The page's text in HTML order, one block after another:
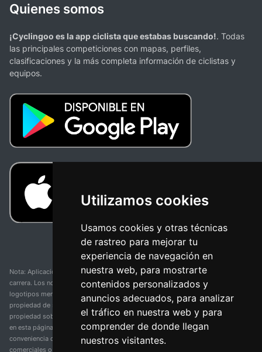
Utilizamos cookies
Usamos cookies y otras técnicas
de rastreo para mejorar tu
experiencia de navegación en
nuestra web, para mostrarte
contenidos personalizados y
anuncios adecuados, para analizar
el tráfico en nuestra web y para
comprender de donde llegan
nuestros visitantes.
Quienes somos
¡Cyclingoo es la app ciclista que estabas buscando!. Todas
las principales competiciones con mapas, perfiles,
clasificaciones y la más completa información de ciclistas y
equipos.
Nota: Aplicación y web no oficial y no relacionada con ninguna organización o
carrera. Los nombres de equipos, competiciones, marcas comerciales y
logotipos mencionados en esta página de resultados de ciclismo son
propiedad de sus respectivos dueños. No tenemos afiliación, patrocinio ni
propiedad sobre estas marcas comerciales. Toda la información proporcionada
en esta página se presenta únicamente con fines informativos y para la
conveniencia de nuestros usuarios. Cualquier uso de nombres, marcas
comerciales o logotipos tiene el único propósito de identificar equipos y